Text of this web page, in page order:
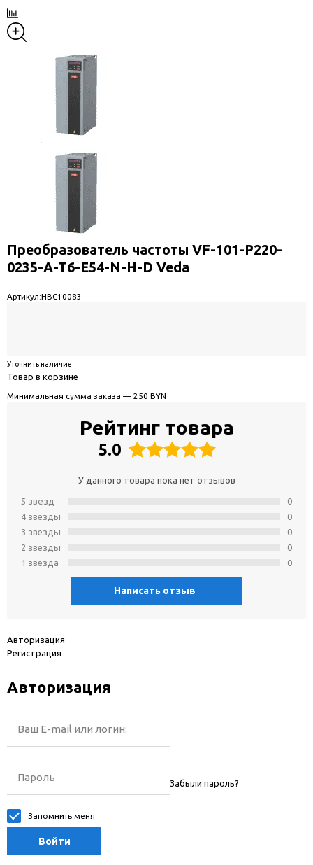
Преобразователь частоты VF-101-P220-
0235-A-T6-E54-N-H-D Veda
Артикул:HBC10083
Уточнить наличие
Товар в корзине
Минимальная сумма заказа — 250 BYN
Рейтинг товара
5.0
У данного товара пока нет отзывов
5 звёзд
4 звeзды
3 звeзды
2 звeзды
1 звeзда
0
0
0
0
0
Написать отзыв
Авторизация
Регистрация
Авторизация
Ваш E-mail или логин:
Пароль Забыли пароль?
Запомнить меня
Войти